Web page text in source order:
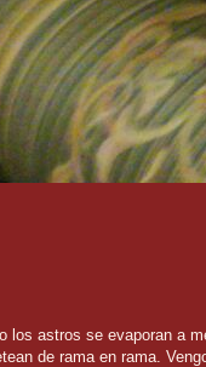
los astros se evaporan a
de rama en rama.